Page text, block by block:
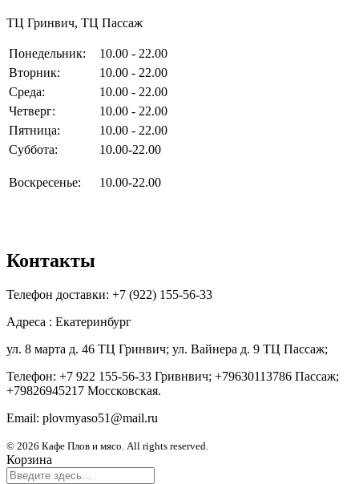
ТЦ Гринвич, ТЦ Пассаж
Понедельник:
10.00 - 22.00
Вторник:
10.00 - 22.00
Среда:
10.00 - 22.00
Четверг:
10.00 - 22.00
Пятница:
10.00 - 22.00
Суббота:
10.00-22.00
Воскресенье: 10.00-22.00
Контакты
Телефон доставки: +7 (922) 155-56-33
Адреса : Екатеринбург
ул. 8 марта д. 46 ТЦ Гринвич; ул. Вайнера д. 9 ТЦ Пассаж;
Телефон: +7 922 155-56-33 Гривнвич; +79630113786 Пассаж;
+79826945217 Моссковская.
Email: plovmyaso51@mail.ru
© 2026 Кафе Плов и мясо. All rights reserved.
Корзина